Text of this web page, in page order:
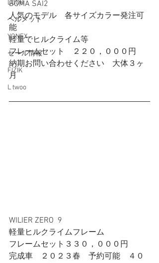
LOOK
ヘルメット
YONEX
セール情報
FIZIK
L twoo
BOMA SAI2
人気のモデル　各サイズカラー発注可
能
軽量でヒルクライム等
フレームセット　２２０，０００円
納期お問い合わせください　大体３ヶ
月
WILIER ZERO  9
軽量ヒルクライムフレーム
フレームセット３３０，０００円
完成車　２０２３春　予約可能　４０